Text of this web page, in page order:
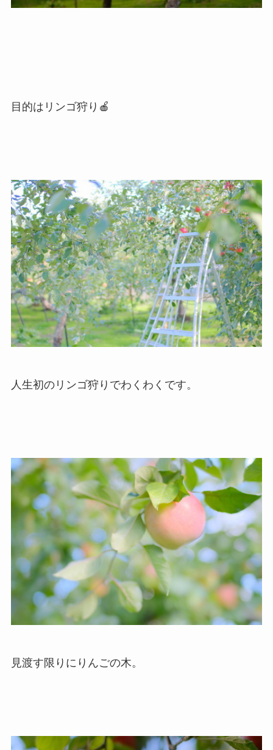
目的はリンゴ狩り🍎
人生初のリンゴ狩りでわくわくです。
見渡す限りにりんごの木。